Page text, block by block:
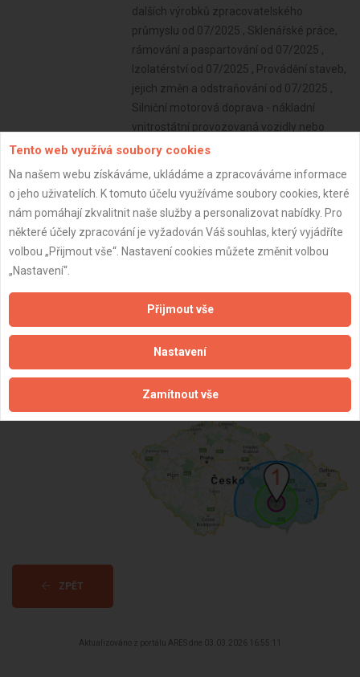
dalších výrobků zpracovatelského
průmyslu od 07/2025 , Sklenářské práce,
rámování a paspartování od 07/2025 ,
Izolatérství od 07/2025 , Provádění staveb,
jejich změn a odstraňování od 07/2025 ,
Silniční motorová doprava - nákladní
vnitrostátní provozovaná vozidly nebo
jízdními soupravami o největší povolené
k přepravě zvířat nebo věcí a nákladní
mezinárodní provozovaná vozidly nebo
jízdními soupravami o největší povolené
hmotnosti nepřesahující 2,5 tuny určenými
Plátce
Datum registrace: 3.3.2026
ZPĚT
Aktualizováno z portálu ARES dne 03.03.2026 16:55:11
Tento web využívá soubory cookies
Na našem webu získáváme, ukládáme a zpracováváme informace
o jeho uživatelích. K tomuto účelu využíváme soubory cookies, které
nám pomáhají zkvalitnit naše služby a personalizovat nabídky. Pro
některé účely zpracování je vyžadován Váš souhlas, který vyjádříte
volbou „Přijmout vše“. Nastavení cookies můžete změnit volbou
„Nastavení“.
Přijmout vše
Nastavení
Zamítnout vše